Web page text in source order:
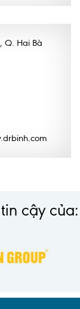
Q. Hai Bà
cậy của: